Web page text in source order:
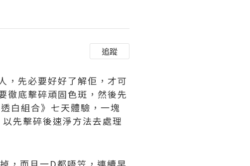
追蹤
，先必要好好了解佢，才可
徹底擊碎頑固色斑，然後先
白組合》七天體驗，一塊
擊碎後速淨方法去處理